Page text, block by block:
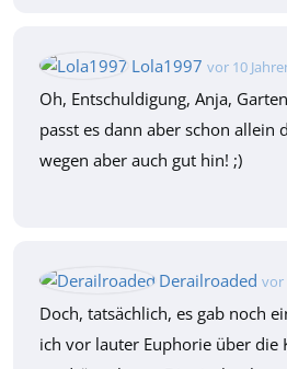
Lola1997 vor 10
Oh, Entschuldigung, Anja,
passt es dann aber schon allein
wegen aber auch gut hin! ;)
Derailroaded vor
Doch, tatsächlich, es gab noch
ich vor lauter Euphorie über